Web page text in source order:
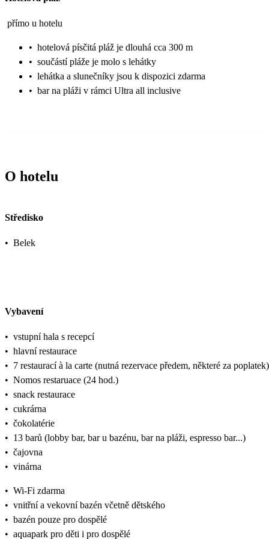
přímo u hotelu
• hotelová písčitá pláž je dlouhá cca 300 m
• součástí pláže je molo s lehátky
• lehátka a slunečníky jsou k dispozici zdarma
• bar na pláži v rámci Ultra all inclusive
O hotelu
Středisko
• Belek
Vybavení
• vstupní hala s recepcí
• hlavní restaurace
• 7 restaurací à la carte (nutná rezervace předem, některé za poplatek)
• Nomos restaruace (24 hod.)
• snack restaurace
• cukrárna
• čokolatérie
• 13 barů (lobby bar, bar u bazénu, bar na pláži, espresso bar...)
• čajovna
• vinárna
• Wi-Fi zdarma
• vnitřní a vekovní bazén včetně dětského
• bazén pouze pro dospělé
• aquapark pro děti i pro dospělé